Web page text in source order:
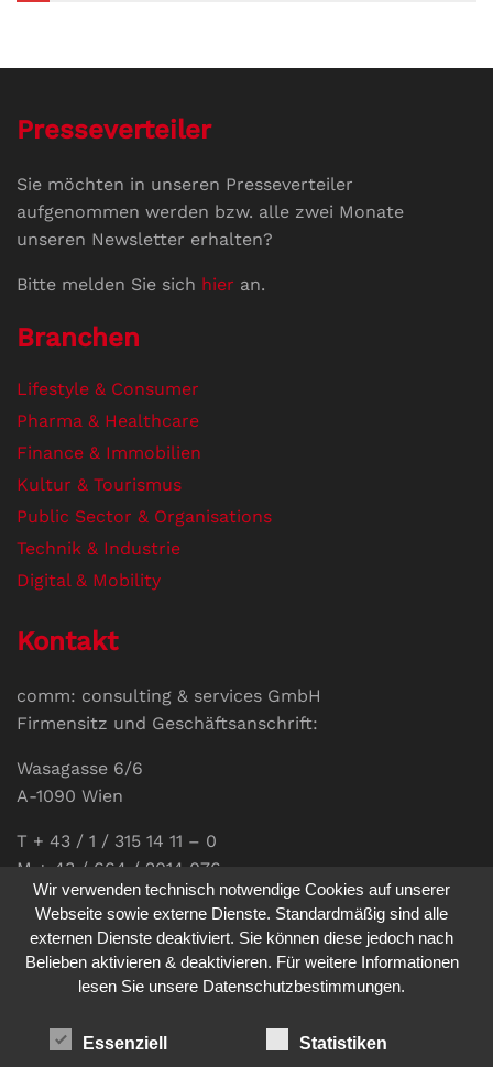
Presseverteiler
Sie möchten in unseren Presseverteiler
aufgenommen werden bzw. alle zwei Monate
unseren Newsletter erhalten?
Bitte melden Sie sich hier an.
Branchen
Lifestyle & Consumer
Pharma & Healthcare
Finance & Immobilien
Kultur & Tourismus
Public Sector & Organisations
Technik & Industrie
Digital & Mobility
Kontakt
comm: consulting & services GmbH
Firmensitz und Geschäftsanschrift:
Wasagasse 6/6
A-1090 Wien
T + 43 / 1 / 315 14 11 – 0
M + 43 / 664 / 2014 076
E-Mail:office@communications.co.at
Homepage:www.communications.co.at
UID: ATU 811 196 56
Sabine Pöhacker MSc.
Wir verwenden technisch notwendige Cookies auf unserer
Webseite sowie externe Dienste. Standardmäßig sind alle
externen Dienste deaktiviert. Sie können diese jedoch nach
Belieben aktivieren & deaktivieren. Für weitere Informationen
lesen Sie unsere Datenschutzbestimmungen.
Essenziell Statistiken